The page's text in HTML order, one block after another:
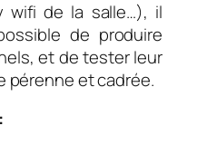
wifi de la salle…), il
de produire
et de tester leur
pérenne et cadrée.